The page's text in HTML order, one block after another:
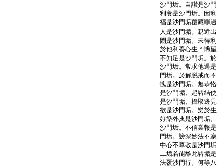
沙門垢。自讃是沙
利養是沙門垢。因
福是沙門垢覆藏罪
人是沙門垢。親近
閙是沙門垢。未得
於他利養心生＊悕
不知足是沙門垢。
沙門垢。常求他過
門垢。於解脱戒而
愧是沙門垢。無恭
是沙門垢。起諸結
是沙門垢。攝取邊
欲是沙門垢。樂於
好樂外典是沙門垢
沙門垢。不信業報
門垢。謗深妙法不
中心不尊敬是沙門
二垢若能離此諸垢
法覆沙門行。何等